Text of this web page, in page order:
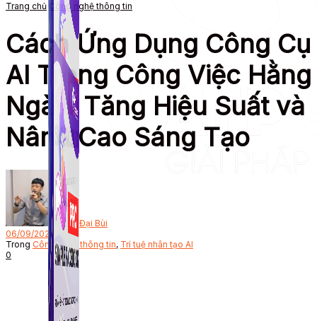
Trang chủ Công nghệ thông tin
Cách Ứng Dụng Công Cụ
AI Trong Công Việc Hằng
Ngày: Tăng Hiệu Suất và
Nâng Cao Sáng Tạo
Bởi Đại Bùi
06/09/2024
Trong Công nghệ thông tin, Trí tuệ nhân tạo AI
0